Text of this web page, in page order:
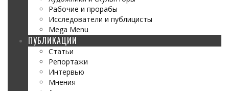
Рабочие и прорабы
Исследователи и публицисты
Mega Menu
ПУБЛИКАЦИИ
Статьи
Репортажи
Интервью
Мнения